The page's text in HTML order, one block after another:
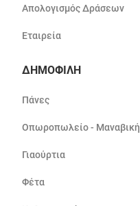
Απολογισμός Δράσεων
Εταιρεία
ΔΗΜΟΦΙΛΗ
Πάνες
Οπωροπωλείο - Μαναβική
Γιαούρτια
Φέτα